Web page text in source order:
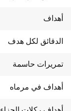
أهداف
الدقائق لكل هدف
تمريرات حاسمة
أهداف في مرماه